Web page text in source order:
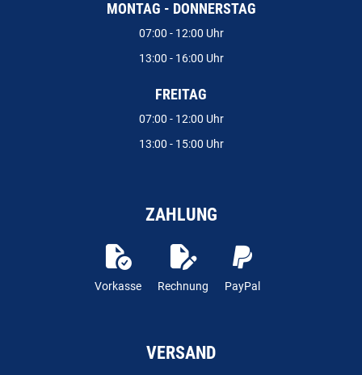
MONTAG - DONNERSTAG
07:00 - 12:00 Uhr
13:00 - 16:00 Uhr
FREITAG
07:00 - 12:00 Uhr
13:00 - 15:00 Uhr
ZAHLUNG
Vorkasse Rechnung PayPal
VERSAND